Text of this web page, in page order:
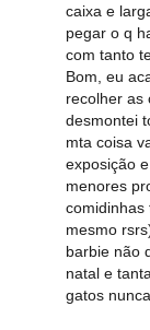
caixa e
pegar o q
com tanto
Bom, eu
recolher as
desmontei
mta coisa
exposição
menores
comidinhas
mesmo
barbie não
natal e
gatos